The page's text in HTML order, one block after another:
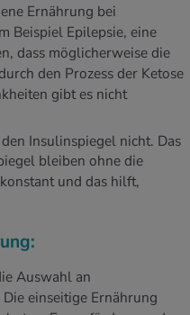
Ernährung bei
Beispiel Epilepsie, eine
dass möglicherweise die
den Prozess der Ketose
gibt es nicht
Insulinspiegel nicht. Das
bleiben ohne die
und das hilft,
Auswahl an
einseitige Ernährung